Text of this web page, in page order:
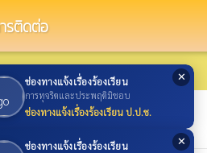
✕
ช่องทางแจ้งเรื่องร้องเรียน
การทุจริตและประพฤติมิชอบ
ช่องทางแจ้งเรื่องร้องเรียน ป.ป.ช.
✕
ช่องทางแจ้งเรื่องร้องเรียน
รติดต่อ